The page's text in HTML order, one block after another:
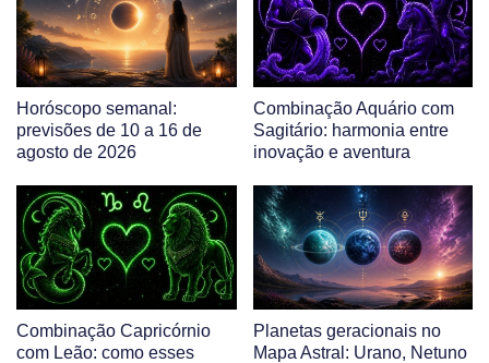
Horóscopo semanal:
previsões de 10 a 16 de
agosto de 2026
Combinação Aquário com
Sagitário: harmonia entre
inovação e aventura
Combinação Capricórnio
com Leão: como esses
Planetas geracionais no
Mapa Astral: Urano, Netuno